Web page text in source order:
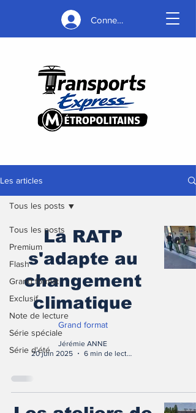
Connexion
Les articles
Tous les posts
Premium
Flash
Grand format
Exclusif
Note de lecture
Série spéciale
Série d'été
Tous les posts
La RATP
s'adapte au
changement
climatique
Grand format
Jérémie ANNE
20 juin 2025
6 min de lecture